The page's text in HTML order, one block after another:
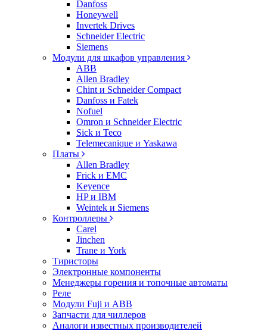
Danfoss
Honeywell
Invertek Drives
Schneider Electric
Siemens
Модули для шкафов управления
ABB
Allen Bradley
Chint и Schneider Compact
Danfoss и Fatek
Nofuel
Omron и Schneider Electric
Sick и Teco
Telemecanique и Yaskawa
Платы
Allen Bradley
Frick и EMC
Keyence
HP и IBM
Weintek и Siemens
Контроллеры
Carel
Jinchen
Trane и York
Тиристоры
Электронные компоненты
Менеджеры горения и топочные автоматы
Реле
Модули Fuji и ABB
Запчасти для чиллеров
Аналоги известных производителей